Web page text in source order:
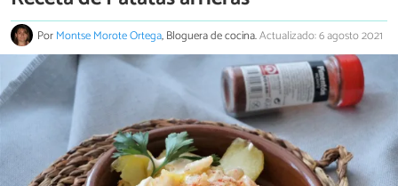
PorMontse Morote Ortega, Bloguera de cocina.Actualizado: 6 agosto 2021